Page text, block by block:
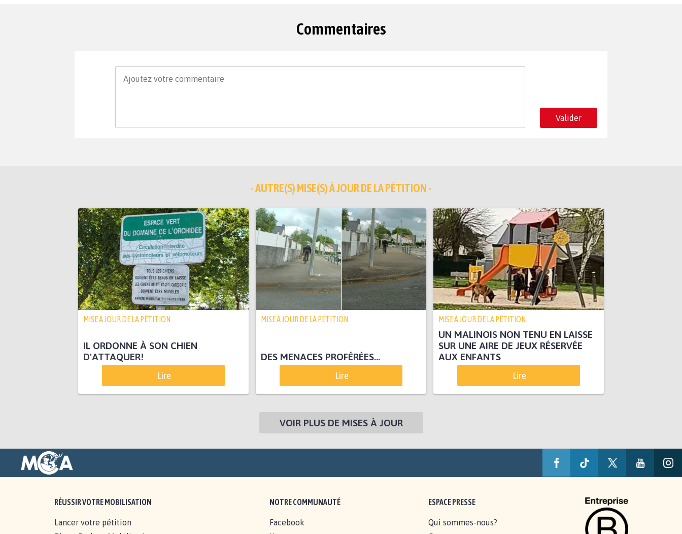
Commentaires
Valider
- AUTRE(S) MISE(S) À JOUR DE LA PÉTITION -
MISE À JOUR DE LA PÉTITION
IL ORDONNE À SON CHIEN
D'ATTAQUER!
Lire
MISE À JOUR DE LA PÉTITION
DES MENACES PROFÉRÉES...
Lire
MISE À JOUR DE LA PÉTITION
UN MALINOIS NON TENU EN LAISSE
SUR UNE AIRE DE JEUX RÉSERVÉE
AUX ENFANTS
Lire
VOIR PLUS DE MISES À JOUR
RÉUSSIR VOTRE MOBILISATION
Lancer votre pétition
NOTRE COMMUNAUTÉ
Facebook
ESPACE PRESSE
Qui sommes-nous?